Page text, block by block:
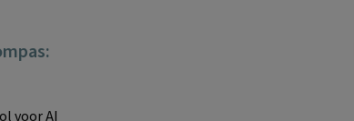
voor AI